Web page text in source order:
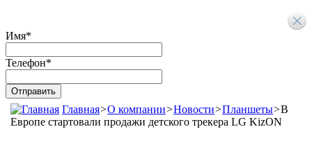
Имя*
Телефон*
Главная>О компании>Новости>Планшеты>В
Европе стартовали продажи детского трекера LG KizON